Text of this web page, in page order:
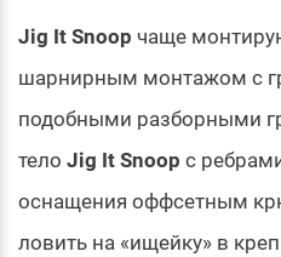
Jig It Snoop чаще
шарнирным монтажом с
подобными разборными
тело Jig It Snoop с
оснащения оффсетным
ловить на «ищейку» в